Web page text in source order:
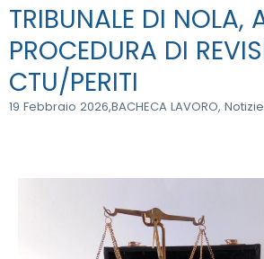
TRIBUNALE DI NOLA,
PROCEDURA DI
CTU/PERITI
19 Febbraio 2026,BACHECA LAVORO, Notizie